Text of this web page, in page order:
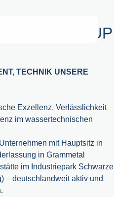
WKS GROUP
TECHNIK UNSERE
Exzellenz, Verlässlichkeit
im wassertechnischen
mit Hauptsitz in
in Grammetal
im Industriepark Schwarze
– deutschlandweit aktiv und